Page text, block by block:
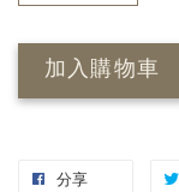
加入購物車
分享